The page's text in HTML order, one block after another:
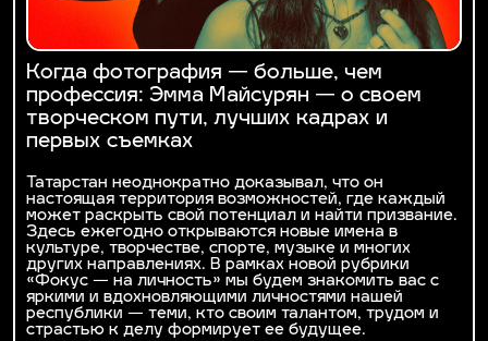
Когда фотография — больше, чем
профессия: Эмма Майсурян — о своем
творческом пути, лучших кадрах и
первых съемках
Татарстан неоднократно доказывал, что он
настоящая территория возможностей, где каждый
может раскрыть свой потенциал и найти призвание.
Здесь ежегодно открываются новые имена в
культуре, творчестве, спорте, музыке и многих
других направлениях. В рамках новой рубрики
«Фокус — на личность» мы будем знакомить вас с
яркими и вдохновляющими личностями нашей
республики — теми, кто своим талантом, трудом и
страстью к делу формирует ее будущее.